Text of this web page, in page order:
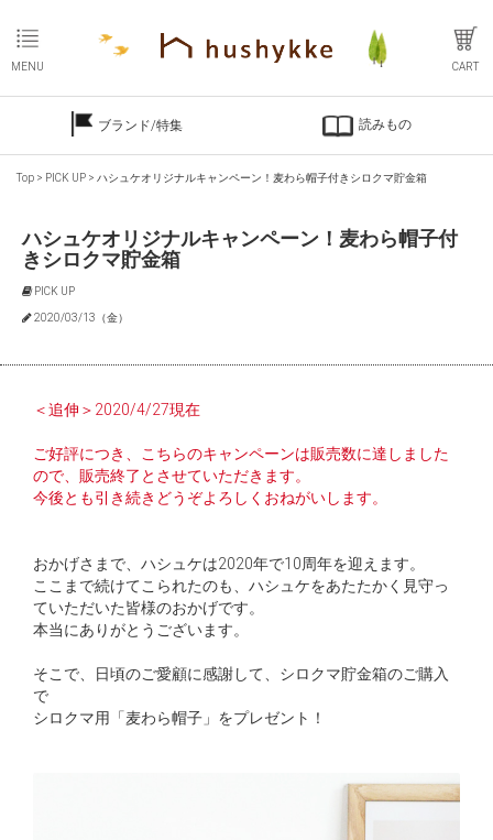
MENU CART
ブランド/特集 読みもの
Top > PICK UP > ハシュケオリジナルキャンペーン！麦わら帽子付きシロクマ貯金箱
ハシュケオリジナルキャンペーン！麦わら帽子付
きシロクマ貯金箱
PICK UP
2020/03/13（金）
＜追伸＞2020/4/27現在
ご好評につき、こちらのキャンペーンは販売数に達しました
ので、販売終了とさせていただきます。
今後とも引き続きどうぞよろしくおねがいします。
おかげさまで、ハシュケは2020年で10周年を迎えます。
ここまで続けてこられたのも、ハシュケをあたたかく見守っ
ていただいた皆様のおかげです。
本当にありがとうございます。
そこで、日頃のご愛顧に感謝して、シロクマ貯金箱のご購入
で
シロクマ用「麦わら帽子」をプレゼント！